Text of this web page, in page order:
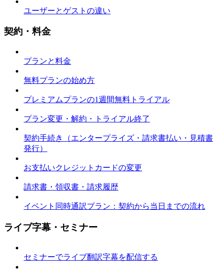
ユーザーとゲストの違い
契約・料金
プランと料金
無料プランの始め方
プレミアムプランの1週間無料トライアル
プラン変更・解約・トライアル終了
契約手続き（エンタープライズ・請求書払い・見積書
発行）
お支払いクレジットカードの変更
請求書・領収書・請求履歴
イベント同時通訳プラン：契約から当日までの流れ
ライブ字幕・セミナー
セミナーでライブ翻訳字幕を配信する